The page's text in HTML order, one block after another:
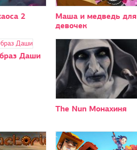
2
Маша и медведь для
девочек
Даши
The Nun Монахиня